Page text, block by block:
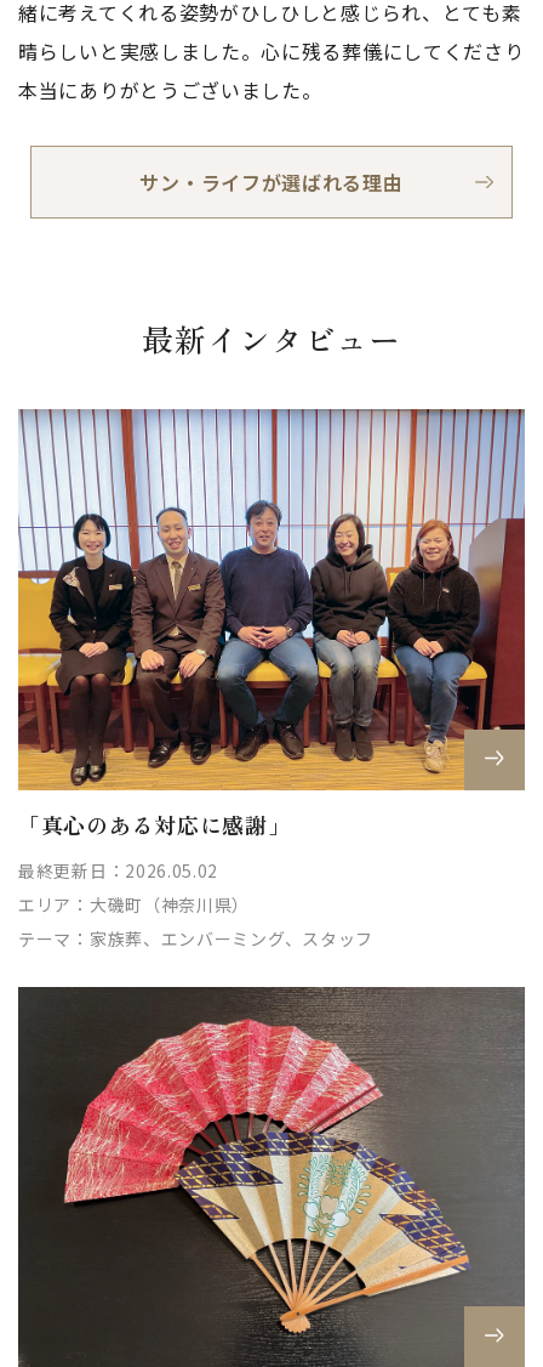
緒に考えてくれる姿勢がひしひしと感じられ、とても素
晴らしいと実感しました。心に残る葬儀にしてくださり
本当にありがとうございました。
サン・ライフが選ばれる理由
最新インタビュー
「真心のある対応に感謝」
最終更新日：2026.05.02
エリア： 大磯町（神奈川県）
テーマ： 家族葬、エンバーミング、スタッフ